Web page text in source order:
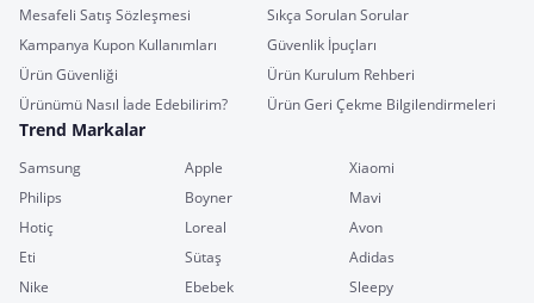
Mesafeli Satış Sözleşmesi
Sıkça Sorulan Sorular
Kampanya Kupon Kullanımları
Güvenlik İpuçları
Ürün Güvenliği
Ürün Kurulum Rehberi
Ürünümü Nasıl İade Edebilirim?
Ürün Geri Çekme Bilgilendirmeleri
Trend Markalar
Samsung Apple
Xiaomi
Philips
Boyner
Mavi
Hotiç
Loreal
Avon
Eti
Sütaş
Adidas
Nike
Ebebek
Sleepy